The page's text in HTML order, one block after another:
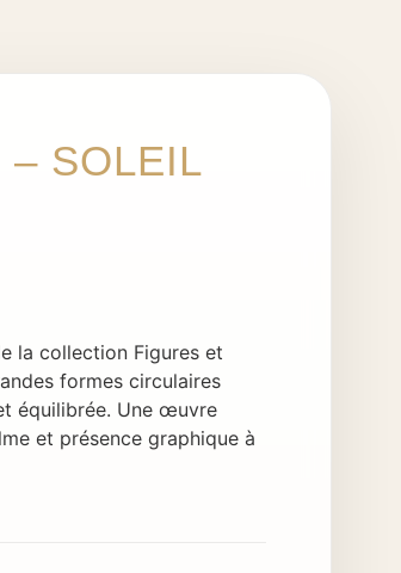
– SOLEIL
la collection Figures et
formes circulaires
équilibrée. Une œuvre
et présence graphique à